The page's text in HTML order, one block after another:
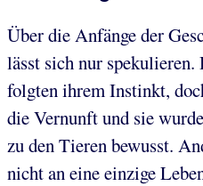
Über die Anfänge der
lässt sich nur spekulieren.
folgten ihrem Instinkt,
die Vernunft und sie
zu den Tieren bewusst.
nicht an eine einzige